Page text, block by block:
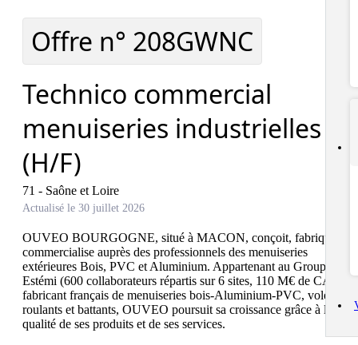
Offre n° 208GWNC
Technico commercial
menuiseries industrielles
(H/F)
71 - Saône et Loire
Actualisé le 30 juillet 2026
OUVEO BOURGOGNE, situé à MACON, conçoit, fabrique et
commercialise auprès des professionnels des menuiseries
extérieures Bois, PVC et Aluminium. Appartenant au Groupe
Estémi (600 collaborateurs répartis sur 6 sites, 110 M€ de CA),
fabricant français de menuiseries bois-Aluminium-PVC, volets
roulants et battants, OUVEO poursuit sa croissance grâce à la
qualité de ses produits et de ses services.